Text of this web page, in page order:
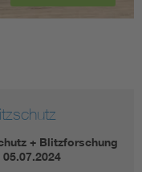
+ Blitzforschung
05.07.2024